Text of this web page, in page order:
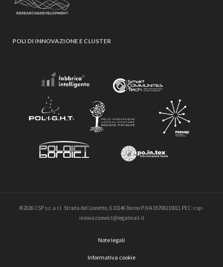
POLI DI INNOVAZIONE E CLUSTER
©2026 CSP s.c.a r.l. Strada del Lionetto, 6 10146 Torino P.IVA 05706110011 PEC: csp-
innovazioneict@legalmail.it
Note legali
Informativa cookie